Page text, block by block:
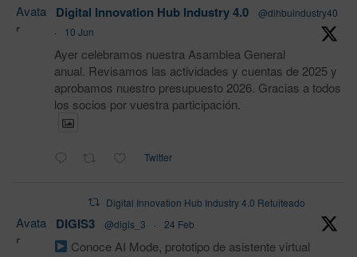
Avata
r
Digital Innovation Hub Industry 4.0
@dihbuindustry40
·
10 Jun
Ayer celebramos nuestra Asamblea General
anual. Revisamos las actividades y cuentas de 2025 y
aprobamos nuestro presupuesto 2026. Gracias a todos
los socios por vuestra participación.
Twitter
Digital Innovation Hub Industry 4.0 Retuiteado
Avata
r
DIGIS3 @digis_3 · 24 Feb
Conoce AI Mode, prototipo de asistente virtual